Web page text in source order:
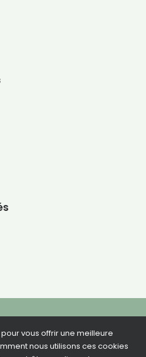
du site : Agence Bad Monkey
vous offrir une meilleure
nous utilisons ces cookies